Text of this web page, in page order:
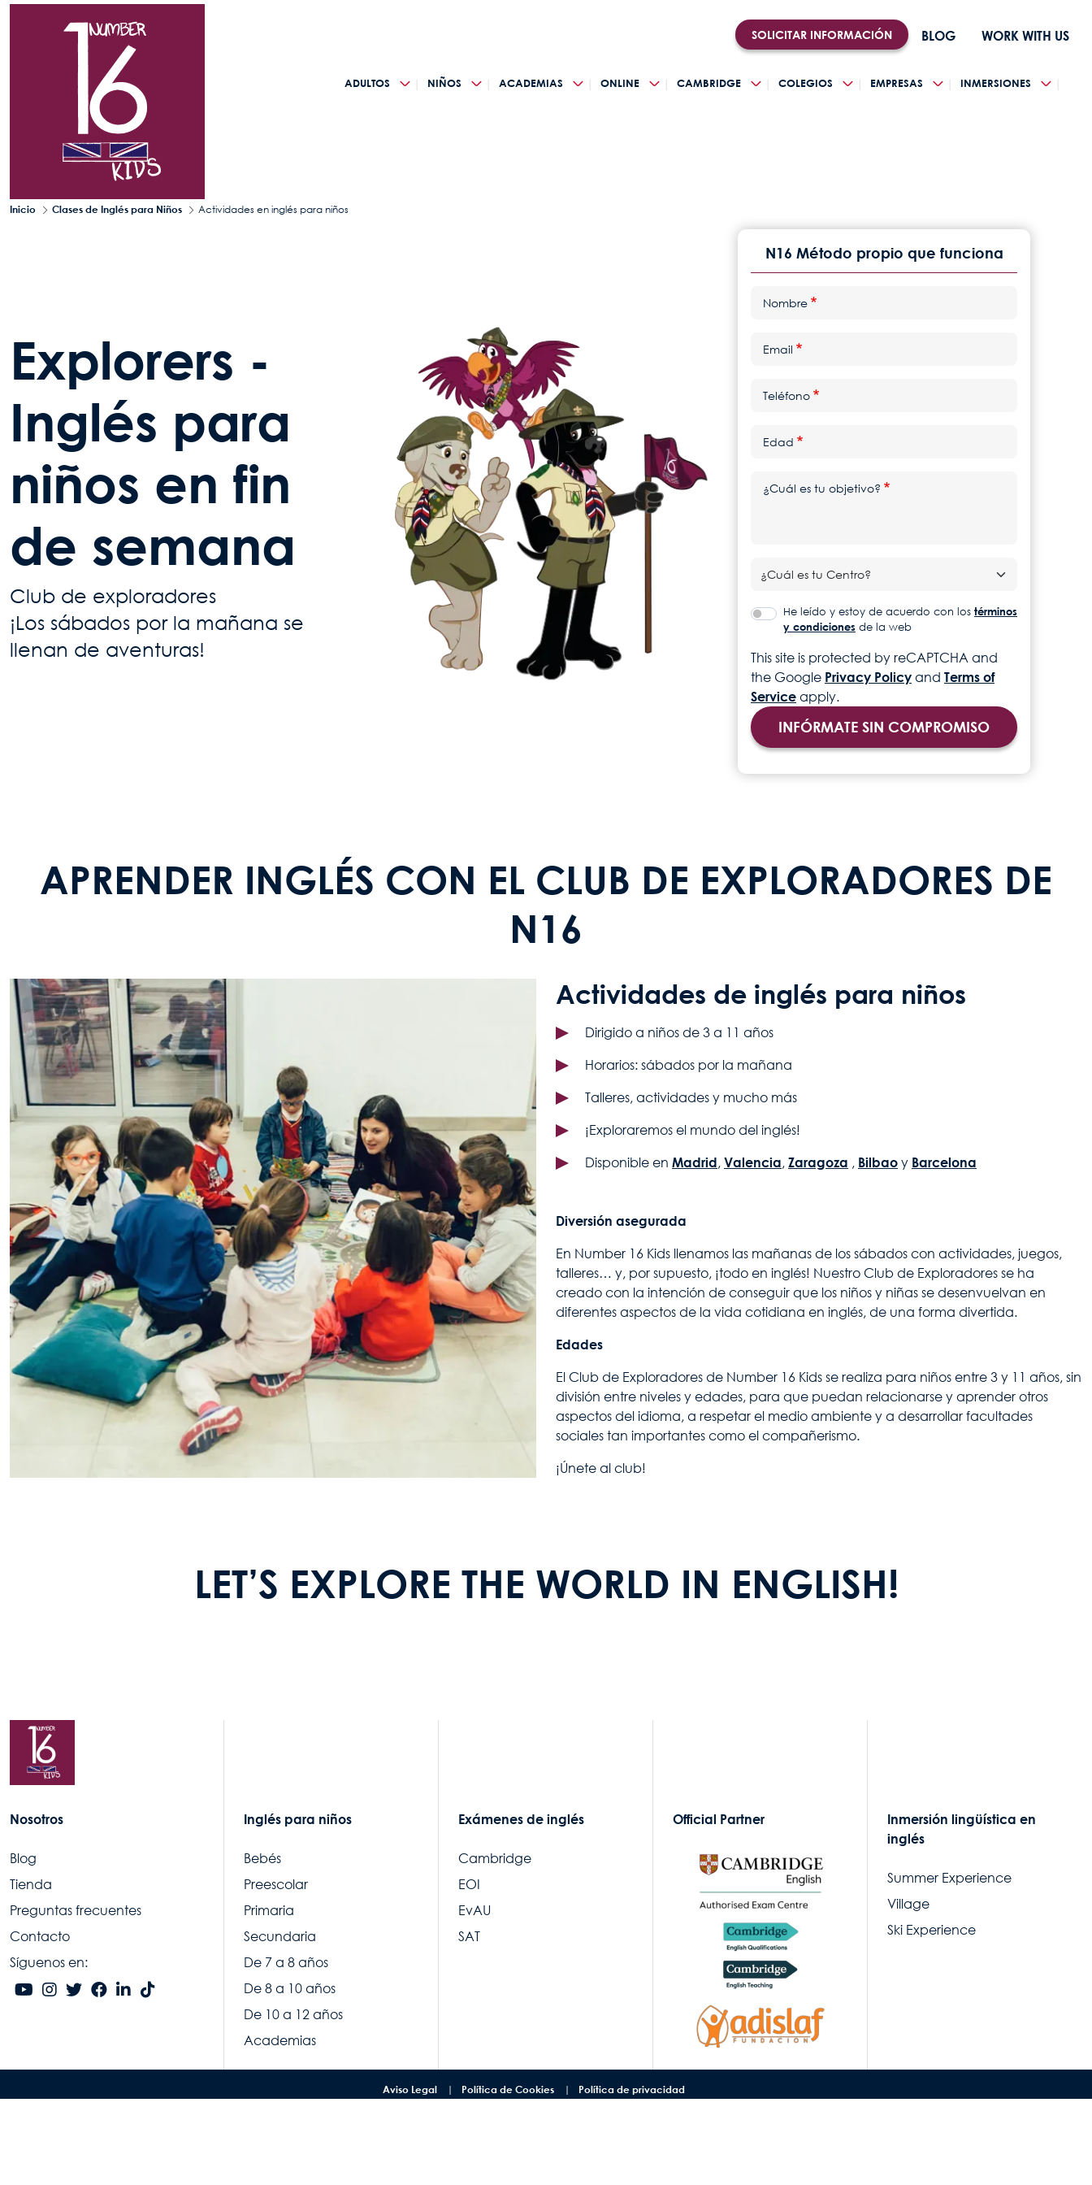
Pasar al contenido principal
SOLICITAR INFORMACIÓN BLOG WORK WITH US
ADULTOS NIÑOS ACADEMIAS ONLINE CAMBRIDGE COLEGIOS EMPRESAS INMERSIONES
Inicio Clases de Inglés para Niños Actividades en inglés para niños
Explorers -
Inglés para
niños en fin
de semana
Club de exploradores
¡Los sábados por la mañana se
llenan de aventuras!
N16 Método propio que funciona
Nombre
Email
Teléfono
Edad
¿Cuál es tu objetivo?
He leído y estoy de acuerdo con los términos
y condiciones de la web
This site is protected by reCAPTCHA and
the Google Privacy Policy and Terms of
Service apply.
INFÓRMATE SIN COMPROMISO
APRENDER INGLÉS CON EL CLUB DE EXPLORADORES DE
N16
Actividades de inglés para niños
Dirigido a niños de 3 a 11 años
Horarios: sábados por la mañana
Talleres, actividades y mucho más
¡Exploraremos el mundo del inglés!
Disponible en Madrid, Valencia, Zaragoza , Bilbao y Barcelona
Diversión asegurada
En Number 16 Kids llenamos las mañanas de los sábados con actividades, juegos,
talleres… y, por supuesto, ¡todo en inglés! Nuestro Club de Exploradores se ha
creado con la intención de conseguir que los niños y niñas se desenvuelvan en
diferentes aspectos de la vida cotidiana en inglés, de una forma divertida.
Edades
El Club de Exploradores de Number 16 Kids se realiza para niños entre 3 y 11 años, sin
división entre niveles y edades, para que puedan relacionarse y aprender otros
aspectos del idioma, a respetar el medio ambiente y a desarrollar facultades
sociales tan importantes como el compañerismo.
¡Únete al club!
LET’S EXPLORE THE WORLD IN ENGLISH!
Nosotros
Blog
Tienda
Preguntas frecuentes
Contacto
Síguenos en:
Inglés para niños
Bebés
Preescolar
Primaria
Secundaria
De 7 a 8 años
De 8 a 10 años
De 10 a 12 años
Academias
Exámenes de inglés
Cambridge
EOI
EvAU
SAT
Official Partner
Inmersión lingüística en
inglés
Summer Experience
Village
Ski Experience
Aviso Legal Política de Cookies Política de privacidad